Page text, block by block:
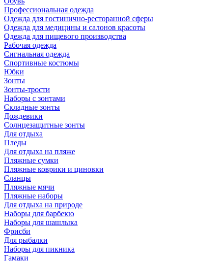
Профессиональная одежда
Одежда для гостинично-ресторанной сферы
Одежда для медицины и салонов красоты
Одежда для пищевого производства
Рабочая одежда
Сигнальная одежда
Спортивные костюмы
Юбки
Зонты
Зонты-трости
Наборы с зонтами
Складные зонты
Дождевики
Солнцезащитные зонты
Для отдыха
Пледы
Для отдыха на пляже
Пляжные сумки
Пляжные коврики и циновки
Сланцы
Пляжные мячи
Пляжные наборы
Для отдыха на природе
Наборы для барбекю
Наборы для шашлыка
Фрисби
Для рыбалки
Наборы для пикника
Гамаки